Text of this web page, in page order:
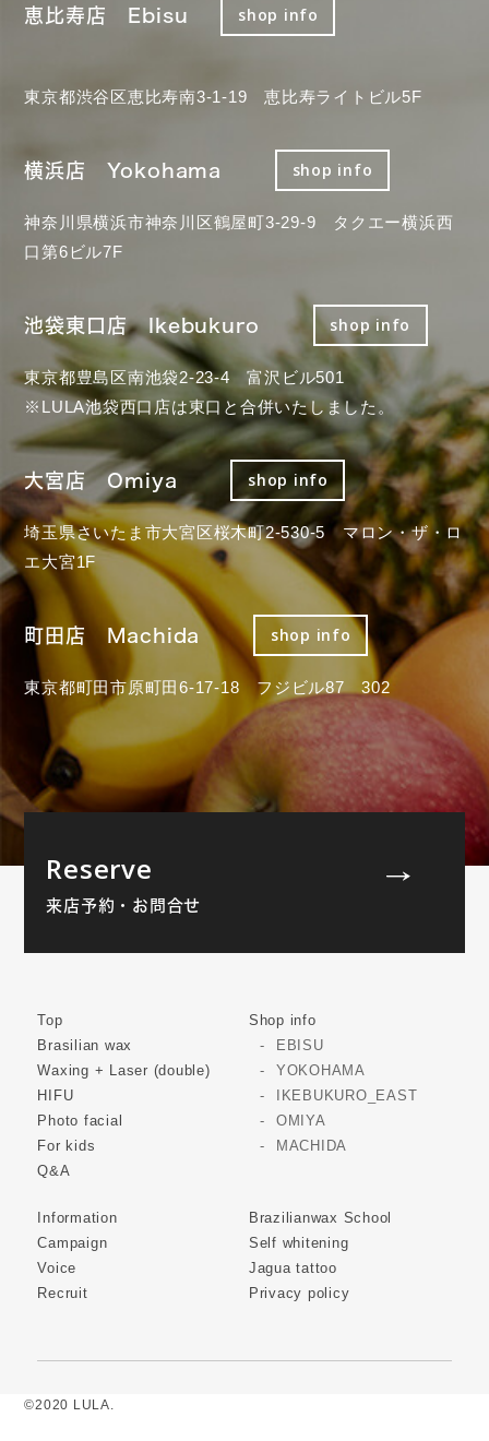
恵比寿店 Ebisu shop info
東京都渋谷区恵比寿南3-1-19 恵比寿ライトビル5F
横浜店 Yokohama shop info
神奈川県横浜市神奈川区鶴屋町3-29-9 タクエー横浜西
口第6ビル7F
池袋東口店 Ikebukuro shop info
東京都豊島区南池袋2-23-4 富沢ビル501
※LULA池袋西口店は東口と合併いたしました。
大宮店 Omiya shop info
埼玉県さいたま市大宮区桜木町2-530-5 マロン・ザ・ロ
エ大宮1F
町田店 Machida shop info
東京都町田市原町田6-17-18 フジビル87 302
Reserve
来店予約・お問合せ
Top
Brasilian wax
Waxing + Laser (double)
HIFU
Photo facial
For kids
Q&A
Shop info
EBISU
YOKOHAMA
IKEBUKURO_EAST
OMIYA
MACHIDA
Information
Campaign
Voice
Recruit
Brazilianwax School
Self whitening
Jagua tattoo
Privacy policy
©2020 LULA.